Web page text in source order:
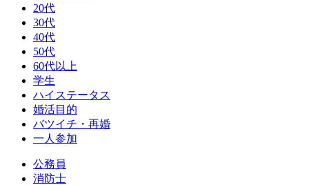
20代
30代
40代
50代
60代以上
学生
ハイステータス
婚活目的
バツイチ・再婚
一人参加
公務員
消防士